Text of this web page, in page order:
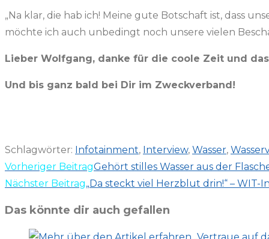
„Na klar, die hab ich! Meine gute Botschaft ist, dass
möchte ich auch unbedingt noch unsere vielen
Lieber Wolfgang, danke für die coole Zeit und
Und bis ganz bald bei Dir im Zweckverband!
Schlagwörter: Infotainment, Interview, Wasser,
Weitere
Artikel
Vorheriger BeitragGehört stilles Wasser aus der
Nächster Beitrag„Da steckt viel Herzblut drin!“ –
Das könnte dir auch gefallen